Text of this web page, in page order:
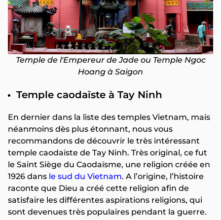
Temple de l'Empereur de Jade ou Temple Ngoc
Hoang à Saigon
Temple caodaïste à Tay Ninh
En dernier dans la liste des temples Vietnam, mais
néanmoins dès plus étonnant, nous vous
recommandons de découvrir le très intéressant
temple caodaïste de Tay Ninh. Très original, ce fut
le Saint Siège du Caodaïsme, une religion créée en
1926 dans le sud du Vietnam. A l’origine, l’histoire
raconte que Dieu a créé cette religion afin de
satisfaire les différentes aspirations religions, qui
sont devenues très populaires pendant la guerre.